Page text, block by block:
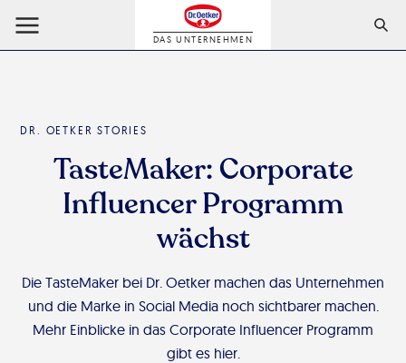
DAS UNTERNEHMEN
DR. OETKER STORIES
TasteMaker: Corporate
Influencer Programm
wächst
Die TasteMaker bei Dr. Oetker machen das Unternehmen
und die Marke in Social Media noch sichtbarer machen.
Mehr Einblicke in das Corporate Influencer Programm
gibt es hier.